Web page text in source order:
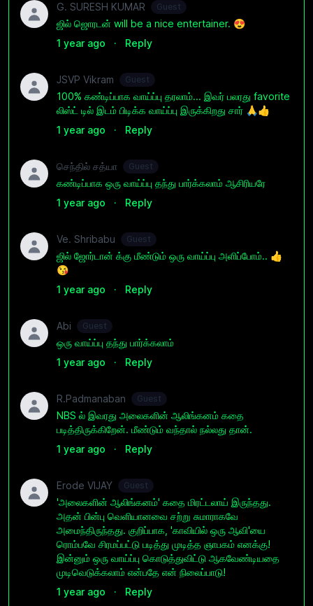
G. SURESH KUMAR Guest
ஜில் ஜொரடன் will be a nice entertainer. 😍
1 year ago
· Reply
JSVP Vikram Guest
100% கண்டிப்பாக வாய்ப்பு தரலாம்... இவர் பலரது favorite
லிஸ்ட் டில் இடம் பிடிக்க வாய்ப்பு இருக்கிறது சார் 🙏👍
1 year ago
· Reply
செந்தில் சத்யா Guest
கண்டிப்பாக ஒரு வாய்ப்பு தந்து பார்க்கலாம் ஆசிரியரே
1 year ago
· Reply
Ve. Shribabu Guest
ஜில் ஜோர்டான் க்கு மீண்டும் ஒரு வாய்ப்பு அளிப்போம்.. 👍
😘
1 year ago
· Reply
Abi Guest
ஒரு வாய்ப்பு தந்து பார்க்கலாம்
1 year ago
· Reply
R.Padmanaban Guest
NBS ல் இவரது அலைகளின் ஆலிங்கனம் கதை
படித்திருக்கிறேன். மீண்டும் வந்தால் நல்லது தான்.
1 year ago
· Reply
Erode VIJAY Guest
'அலைகளின் ஆலிங்கனம்' கதை மிரட்டலாய் இருந்தது.
அதன் பின்பு வெளியானவை சற்று சுமாராகவே
அமைந்திருந்தது. குறிப்பாக, 'காவியில் ஒரு ஆவி'யை
ரொம்பவே சிரமப்பட்டு படித்து முடித்த ஞாபகம் எனக்கு!
இன்னும் ஒரு வாய்ப்பு கொடுத்துவிட்டு ஆகவேண்டியதை
முடிவெடுக்கலாம் என்பதே என் நிலைப்பாடு!
1 year ago
· Reply